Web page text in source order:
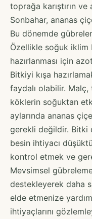
toprağa karıştırın ve
Sonbahar, ananas
Bu dönemde
Özellikle soğuk iklim
hazırlanması için
Bitkiyi kışa
faydalı olabilir.
köklerin soğuktan
aylarında ananas
gerekli değildir. Bitki
besin ihtiyacı
kontrol etmek ve
Mevsimsel
destekleyerek daha
elde etmenize
ihtiyaçlarını